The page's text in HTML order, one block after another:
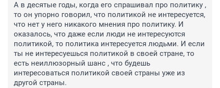
А в десятые годы, когда его спрашивал про политику ,
то он упорно говорил, что политикой не интересуется,
что нет у него никакого мнения про политику. И
оказалось, что даже если люди не интересуются
политикой, то политика интересуется людьми. И если
ты не интересуешься политикой в своей стране, то
есть неиллюзорный шанс , что будешь
интересоваться политикой своей страны уже из
другой страны.